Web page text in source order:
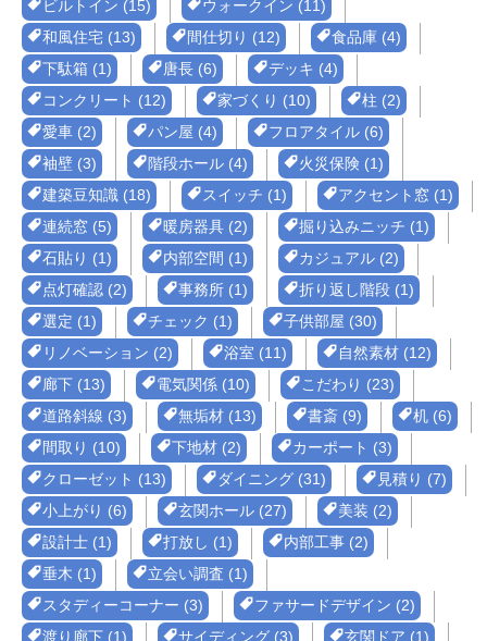
ビルトイン (15)
ウォークイン (11)
和風住宅 (13)
間仕切り (12)
食品庫 (4)
下駄箱 (1)
唐長 (6)
デッキ (4)
コンクリート (12)
家づくり (10)
柱 (2)
愛車 (2)
パン屋 (4)
フロアタイル (6)
袖壁 (3)
階段ホール (4)
火災保険 (1)
建築豆知識 (18)
スイッチ (1)
アクセント窓 (1)
連続窓 (5)
暖房器具 (2)
掘り込みニッチ (1)
石貼り (1)
内部空間 (1)
カジュアル (2)
点灯確認 (2)
事務所 (1)
折り返し階段 (1)
選定 (1)
チェック (1)
子供部屋 (30)
リノベーション (2)
浴室 (11)
自然素材 (12)
廊下 (13)
電気関係 (10)
こだわり (23)
道路斜線 (3)
無垢材 (13) 書斎 (9)
机 (6)
間取り (10)
下地材 (2)
カーポート (3)
クローゼット (13)
ダイニング (31)
見積り (7)
小上がり (6)
玄関ホール (27)
美装 (2)
設計士 (1)
打放し (1)
内部工事 (2)
垂木 (1)
立会い調査 (1)
スタディーコーナー (3)
ファサードデザイン (2)
渡り廊下 (1)
サイディング (3)
玄関ドア (1)